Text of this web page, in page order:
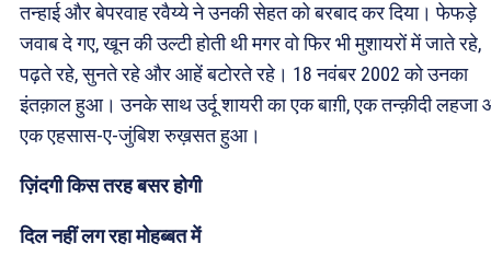
तन्हाई और बेपरवाह रवैय्ये ने उनकी सेहत को बरबाद कर दिया। फेफड़े
जवाब दे गए, खून की उल्टी होती थी मगर वो फिर भी मुशायरों में जाते रहे,
पढ़ते रहे, सुनते रहे और आहें बटोरते रहे। 18 नवंबर 2002 को उनका
इंतक़ाल हुआ। उनके साथ उर्दू शायरी का एक बाग़ी, एक तन्क़ीदी लहजा
एक एहसास-ए-जुंबिश रुख़सत हुआ।
ज़िंदगी किस तरह बसर होगी
दिल नहीं लग रहा मोहब्बत में